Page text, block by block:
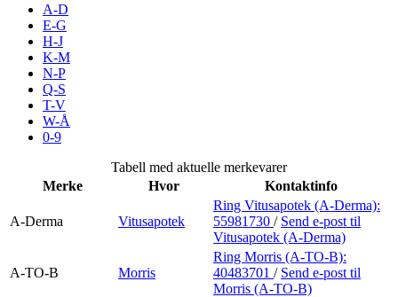
Inspirasjon
Søk
Parkering
Praktisk informasjon
A-D
E-G
H-J
K-M
N-P
Q-S
T-V
W-Å
0-9
Tabell med aktuelle merkevarer
Merke
Hvor Kontaktinfo
A-Derma Vitusapotek
Ring Vitusapotek (A-Derma):
55981730 / Send e-post til
Vitusapotek (A-Derma)
A-TO-B Morris
Ring Morris (A-TO-B):
40483701 / Send e-post til
Morris (A-TO-B)